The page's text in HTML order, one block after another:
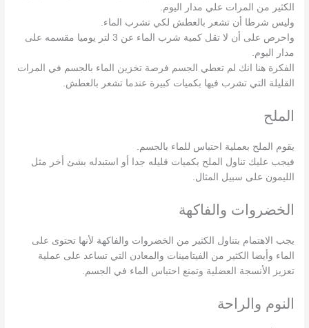
الكثير من المرات علي مدار اليوم.
وليس شرطا أن تشعر بالعطش لكي تشرب الماء.
واحرص على أن لا تقل كمية شرب الماء عن 3 لتر يوميا مقسمه على
مدار اليوم.
الفكرة هنا انك لم تعطي الجسم فرصة تخزين الماء بالجسم في المرات
القليلة التي تشرب فيها بكميات كبيرة عندما تشعر بالعطش.
الملح
يقوم الملح بعملية احتباس للماء بالجسم.
فيجب عليك تناول الملح بكميات قليله جدا أو استبدله بشئ أخر مثل
الليمون على سبيل المثال.
الخضروات والفاكهة
يجب الاهتمام بتناول الكثير من الخضروات والفاكهة لأنها تحتوى على
الماء وأيضا الكثير من الفيتامينات والمعادن التي تساعد على عملية
تعزيز الأنسجة العضلية وتمنع احتباس الماء في الجسم.
النوم والراحة